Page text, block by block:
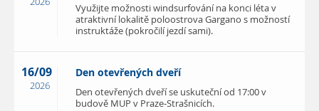
Využijte možnosti windsurfování na konci léta v
atraktivní lokalitě poloostrova Gargano s možností
instruktáže (pokročilí jezdí sami).
16/09
2026
Den otevřených dveří
Den otevřených dveří se uskuteční od 17:00 v
budově MUP v Praze-Strašnicích.